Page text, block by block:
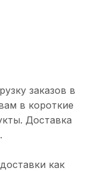
заказов в
в короткие
Доставка
как